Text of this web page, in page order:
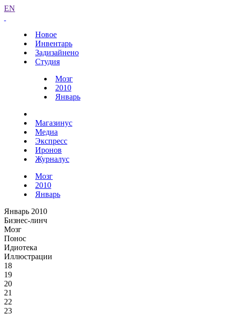
EN
Новое
Инвентарь
Задизайнено
Студия
Мозг
2010
Январь
Магазинус
Медиа
Экспресс
Иронов
Журналус
Мозг
2010
Январь
Январь 2010
Бизнес-линч
Мозг
Понос
Идиотека
Иллюстрации
18
19
20
21
22
23